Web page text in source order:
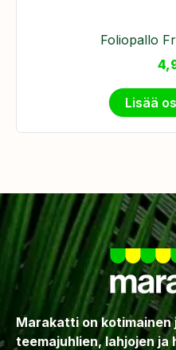
Foliopallo
Lisää
Marakatti on
teemajuhlien, lahjojen